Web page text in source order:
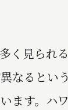
見られ
なるとい
ます。ハ